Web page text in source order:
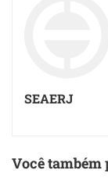
SEAERJ
Você também